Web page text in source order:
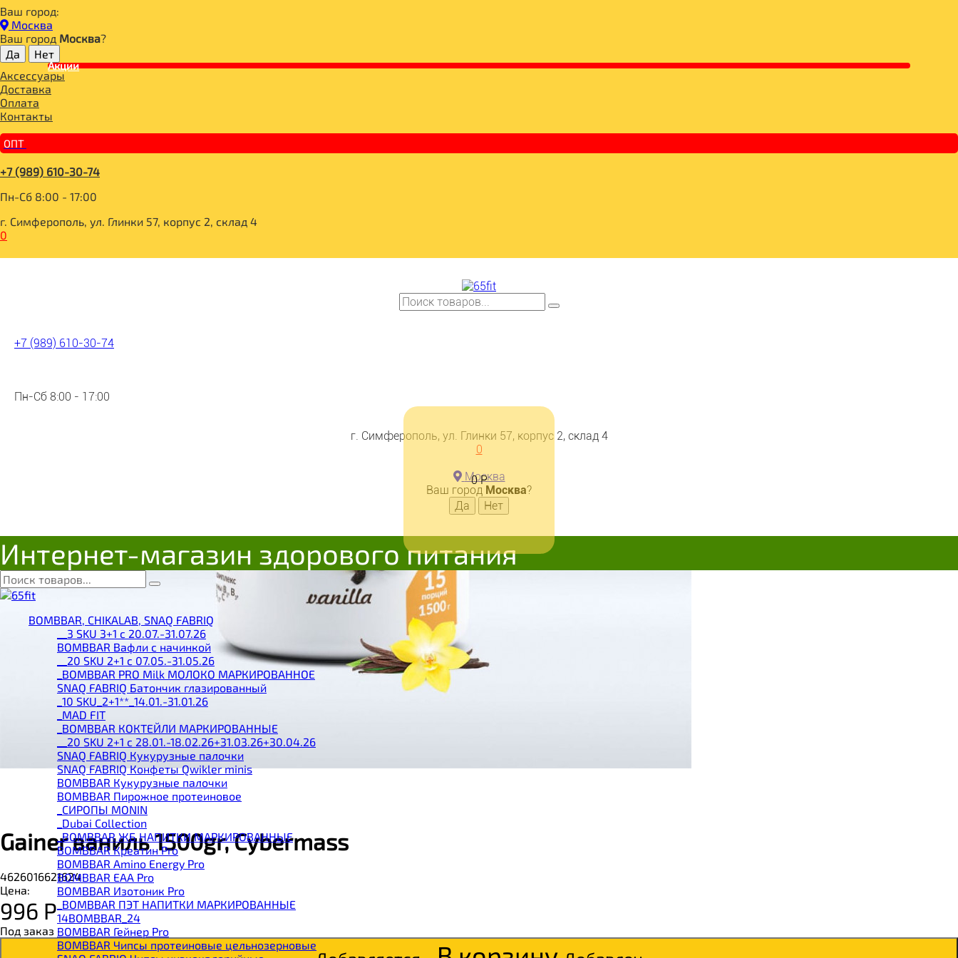
Ваш город:
Москва
Ваш город Москва?
Акции
Аксессуары
Доставка
Оплата
Контакты
ОПТ
+7 (989) 610-30-74
Пн-Сб 8:00 - 17:00
г. Симферополь, ул. Глинки 57, корпус 2, склад 4
0
+7 (989) 610-30-74
Пн-Сб 8:00 - 17:00
г. Симферополь, ул. Глинки 57, корпус 2, склад 4
0
0Р
Москва
Ваш город Москва?
Интернет-магазин здорового питания
BOMBBAR, CHIKALAB, SNAQ FABRIQ
__3 SKU 3+1 с 20.07.-31.07.26
BOMBBAR Вафли с начинкой
__20 SKU 2+1 с 07.05.-31.05.26
_BOMBBAR PRO Milk МОЛОКО МАРКИРОВАННОЕ
SNAQ FABRIQ Батончик глазированный
_10 SKU_2+1**_14.01.-31.01.26
_MAD FIT
_BOMBBAR КОКТЕЙЛИ МАРКИРОВАННЫЕ
__20 SKU 2+1 с 28.01.-18.02.26+31.03.26+30.04.26
SNAQ FABRIQ Кукурузные палочки
SNAQ FABRIQ Конфеты Qwikler minis
BOMBBAR Кукурузные палочки
BOMBBAR Пирожное протеиновое
_CИРОПЫ MONIN
_Dubai Collection
_BOMBBAR ЖБ НАПИТКИ МАРКИРОВАННЫЕ
BOMBBAR Креатин Pro
BOMBBAR Amino Energy Pro
BOMBBAR EAA Pro
BOMBBAR Изотоник Pro
_BOMBBAR ПЭТ НАПИТКИ МАРКИРОВАННЫЕ
14BOMBBAR_24
BOMBBAR Гейнер Pro
BOMBBAR Чипсы протеиновые цельнозерновые
Главная
СПОРТИВНОЕ ПИТАНИЕ
ГЕЙНЕР
Gainer ваниль 1500gr, Cybermass
Gainer ваниль 1500gr, Cybermass
4626016621624
Цена:
996 Р
Под заказ